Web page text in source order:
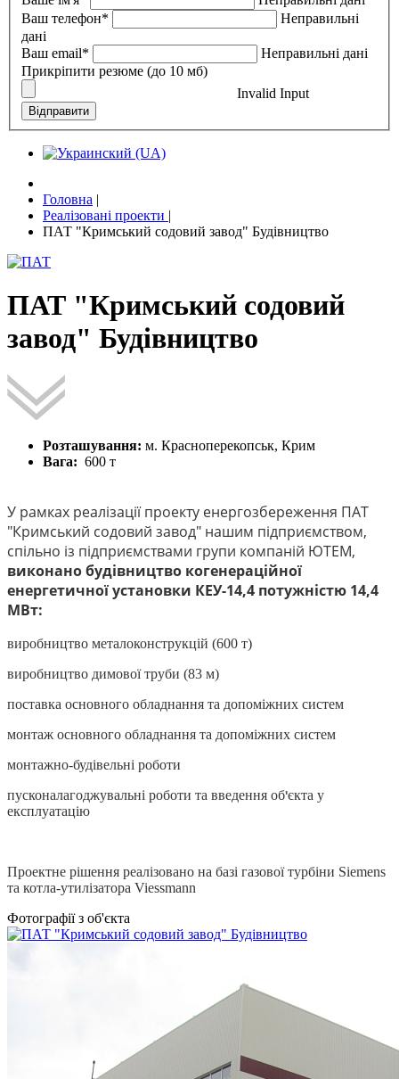
Ваш телефон*
Неправильні
дані
Ваш email*
Неправильні дані
Прикріпити резюме (до 10 мб)
Invalid Input
Відправити
Головна |
Реалiзованi проекти |
ПАТ "Кримський содовий завод" Будівництво
ПАТ "Кримський содовий
завод" Будівництво
Розташування: м. Красноперекопськ, Крим
Вага: 600 т
У рамках реалізації проекту енергозбереження ПАТ
"Кримський содовий завод" нашим підприємством,
спільно із підприємствами групи компаній ЮТЕМ,
виконано будівництво когенераційної
енергетичної установки КЕУ-14,4 потужністю 14,4
МВт:
виробництво металоконструкцій (600 т)
виробництво димової труби (83 м)
поставка основного обладнання та допоміжних систем
монтаж основного обладнання та допоміжних систем
монтажно-будівельні роботи
пусконалагоджувальні роботи та введення об'єкта у
експлуатацію
Проектне рішення реалізовано на базі газової турбіни Siemens
та котла-утилізатора Viessmann
Фотографії з об'єкта